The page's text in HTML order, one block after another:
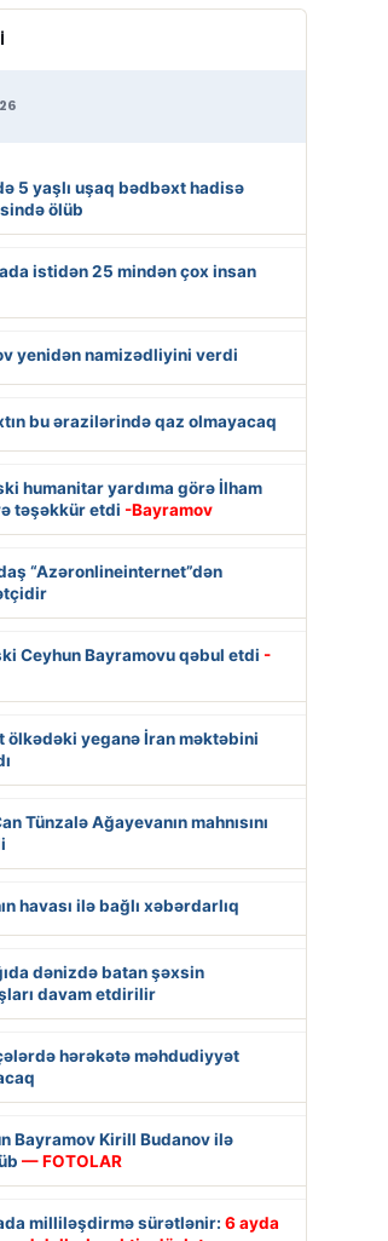
5 yaşlı uşaq bədbəxt hadisə
ölüb
istidən 25 mindən çox insan
yenidən namizədliyini verdi
bu ərazilərində qaz olmayacaq
humanitar yardıma görə İlham
təşəkkür etdi -Bayramov
“Azəronlineinternet”dən
Ceyhun Bayramovu qəbul etdi -
ölkədəki yeganə İran məktəbini
Tünzalə Ağayevanın mahnısını
havası ilə bağlı xəbərdarlıq
dənizdə batan şəxsin
davam etdirilir
hərəkətə məhdudiyyət
Bayramov Kirill Budanov ilə
— FOTOLAR
milliləşdirmə sürətlənir: 6 ayda